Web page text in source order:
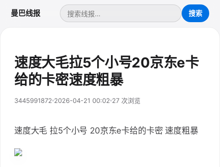
曼巴线报
速度大毛拉5个小号20京东e卡
给的卡密速度粗暴
3445991872 2026-04-21 00:02 27 次浏览
速度大毛 拉5个小号 20京东e卡给的卡密 速度粗暴